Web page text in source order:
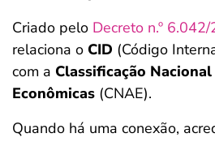
Criado pelo Decreto n.º
relaciona o CID (Código
com a Classificação
Econômicas (CNAE).
Quando há uma conexão,